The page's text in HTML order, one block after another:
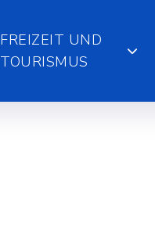
FREIZEIT UND
TOURISMUS